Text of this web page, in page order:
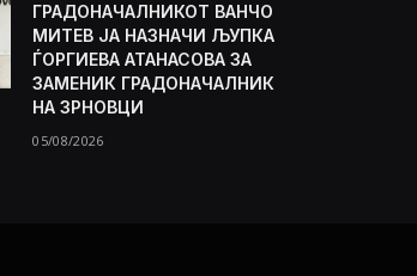
ГРАДОНАЧАЛНИКОТ ВАНЧО
МИТЕВ ЈА НАЗНАЧИ ЉУПКА
ЃОРГИЕВА АТАНАСОВА ЗА
ЗАМЕНИК ГРАДОНАЧАЛНИК
НА ЗРНОВЦИ
05/08/2026